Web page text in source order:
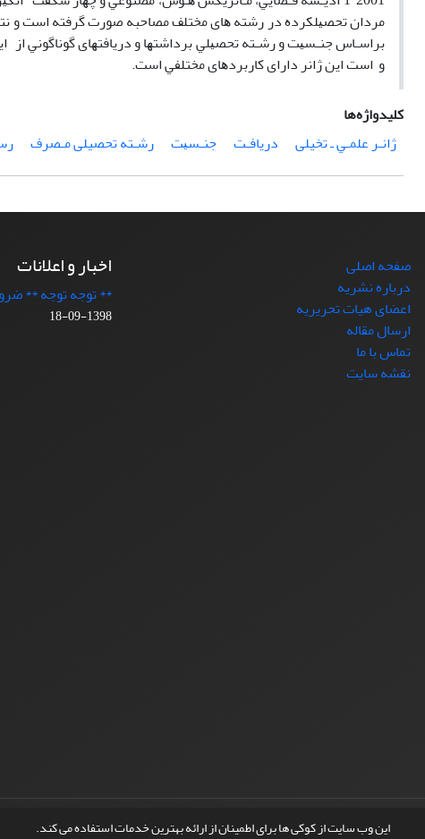
این وب سایت از کوکی ها برای اطمینان از ارائه بهترین خدمات استفاده می کند.
ﻣﺮدان ﺗﺤﺼﻴﻠﻜﺮده در رﺷﺘﻪ ﻫﺎی ﻣﺨﺘﻠﻒ ﻣﺼﺎﺣﺒﻪ ﺻﻮرت ﮔﺮﻓﺘﻪ اﺳﺖ و
ﺑﺮاﺳـﺎس ﺟﻨـﺴﻴﺖ و رﺷـﺘﻪ ﺗﺤﺼﻴﻠﻲ ﺑﺮداﺷﺘﻬﺎ و درﻳﺎﻓﺘﻬﺎی ﮔﻮﻧﺎﮔﻮﻧﻲ از
و اﺳﺖ اﻳﻦ ژاﻧﺮ دارای ﻛﺎرﺑﺮدﻫﺎی ﻣﺨﺘﻠﻔﻲ است.
کلیدواژه‌ها
ژاﻧـﺮ ﻋﻠﻤـﻲ ـ تخیلی
درﻳﺎﻓـﺖ ﺟﻨـﺴﻴﺖ رﺷـﺘﻪ تحصیلی ﻣـﺼﺮف
صفحه اصلی
درباره نشریه
اعضای هیات تحریریه
ارسال مقاله
تماس با ما
نقشه سایت
اخبار و اعلانات
** توجه توجه **
1398-09-18
© سامانه مدیریت نشریات علمی.طراحی و پیاده سازی ازسیناوب